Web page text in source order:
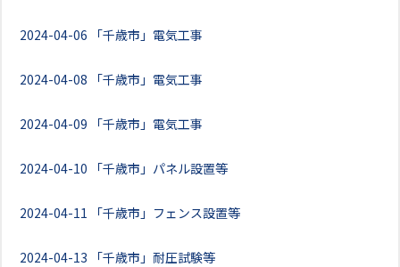
2024-04-06 「千歳市」電気工事
2024-04-08 「千歳市」電気工事
2024-04-09 「千歳市」電気工事
2024-04-10 「千歳市」パネル設置等
2024-04-11 「千歳市」フェンス設置等
2024-04-13 「千歳市」耐圧試験等